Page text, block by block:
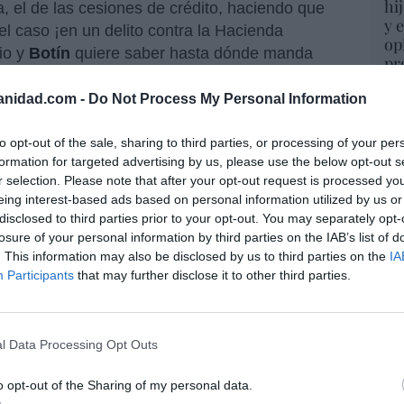
- Do Not Process My Personal Information
opt-out of the sale, sharing to third parties, or processing of your
for targeted advertising by us, please use the below opt-out
selection. Please note that after your opt-out request is processed
interest-based ads based on personal information utilized by us
to third parties prior to your opt-out. You may separately
of your personal information by third parties on the IAB’s list of
This information may also be disclosed by us to third parties on the
Participants that may further disclose it to other third parties.
Data Processing Opt Outs
opt-out of the Sharing of my personal data.
el de las cesiones de crédito, haciendo que
caso ¡en un delito contra la Hacienda
y Botín quiere saber hasta dónde manda
admirado (admiración juvenil) ex líder del
las que dan una apariencia de consenso.
que la mejor forma de venderAUNAaSlim
parte, la salida a Bolsa de la operadora,
la colocación de paquete de referencia de
o de pensiones afines alSantander,
muy directa... y por el momento no hay
entrado en Europa por la puerta grande.
quedando muy pequeño al mexicano. Con
y